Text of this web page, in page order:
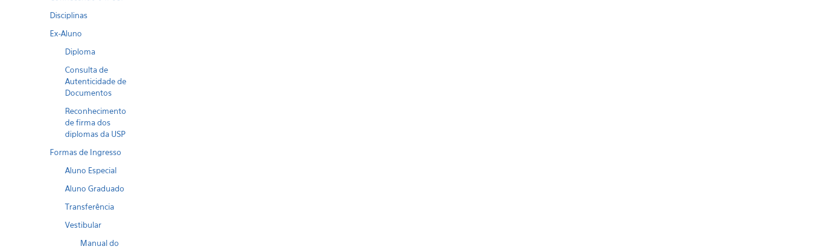
Disciplinas
Ex-Aluno
Diploma
Consulta de
Autenticidade de
Documentos
Reconhecimento
de firma dos
diplomas da USP
Formas de Ingresso
Aluno Especial
Aluno Graduado
Transferência
Vestibular
Manual do